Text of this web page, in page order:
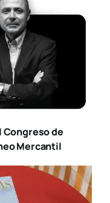
Congreso de
Mercantil